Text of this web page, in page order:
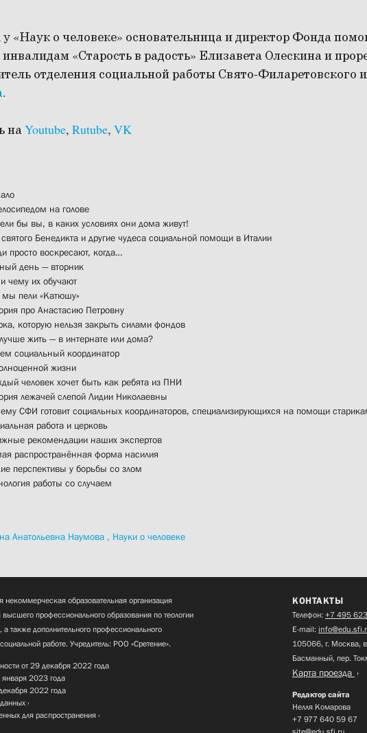
у «Наук о человеке» основательница и директор Фонда
«Старость в радость» Елизавета Олескина и
отделения социальной работы Свято-Филаретовского
.
наYoutube, Rutube, VK
на голове
бы вы, в каких условиях они дома живут!
Бенедикта и другие чудеса социальной помощи в Италии
просто воскресают, когда…
день — вторник
и чему их обучают
мы пели «Катюшу»
про Анастасию Петровну
которую нельзя закрыть силами фондов
жить — в интернате или дома?
социальный координатор
жизни
человек хочет быть как ребята из ПНИ
лежачей слепой Лидии Николаевны
СФИ готовит социальных координаторов, специализирующихся на помощи
работа и церковь
рекомендации наших экспертов
распространённая форма насилия
перспективы у борьбы со злом
работы со случаем
Анатольевна Наумова , Науки о человеке
некоммерческая образовательная организация
профессионального образования по теологии
а также дополнительного профессионального
работе. Учредитель: РОО «Сретение».
от 29 декабря 2022 года
января 2023 года
2022 года
для распространения
КОНТАКТЫ
Телефон: +7 495
E-mail:
105066, г. Москва,
Басманный, пер.
Карта проезда
Редактор сайта
Нелля Комарова
+7 977 640 59 67